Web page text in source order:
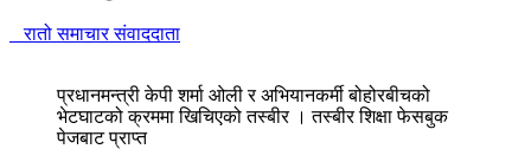
रातो समाचार संवाददाता
प्रधानमन्त्री केपी शर्मा ओली र अभियानकर्मी बोहोरबीचको
भेटघाटको क्रममा खिचिएको तस्बीर । तस्बीर शिक्षा फेसबुक
पेजबाट प्राप्त